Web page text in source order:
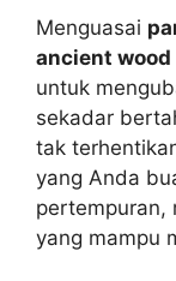
Menguasai
ancient
untuk
sekadar
tak
yang Anda
pertempuran,
yang mampu